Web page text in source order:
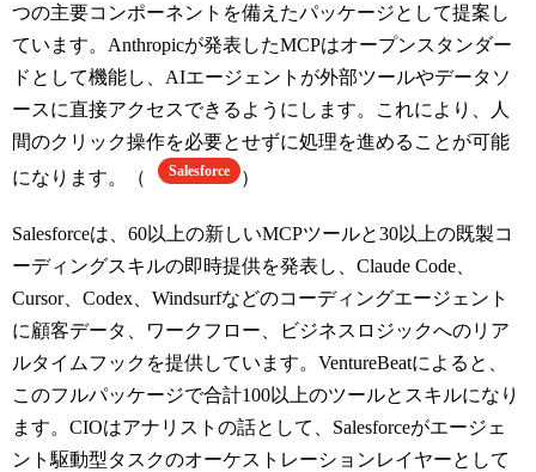
つの主要コンポーネントを備えたパッケージとして提案し
ています。Anthropicが発表したMCPはオープンスタンダー
ドとして機能し、AIエージェントが外部ツールやデータソ
ースに直接アクセスできるようにします。これにより、人
間のクリック操作を必要とせずに処理を進めることが可能
になります。（
Salesforce ）
Salesforceは、60以上の新しいMCPツールと30以上の既製コ
ーディングスキルの即時提供を発表し、Claude Code、
Cursor、Codex、Windsurfなどのコーディングエージェント
に顧客データ、ワークフロー、ビジネスロジックへのリア
ルタイムフックを提供しています。VentureBeatによると、
このフルパッケージで合計100以上のツールとスキルになり
ます。CIOはアナリストの話として、Salesforceがエージェ
ント駆動型タスクのオーケストレーションレイヤーとして